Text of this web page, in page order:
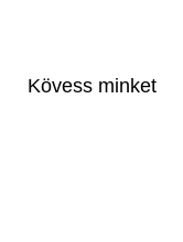
Kövess minket